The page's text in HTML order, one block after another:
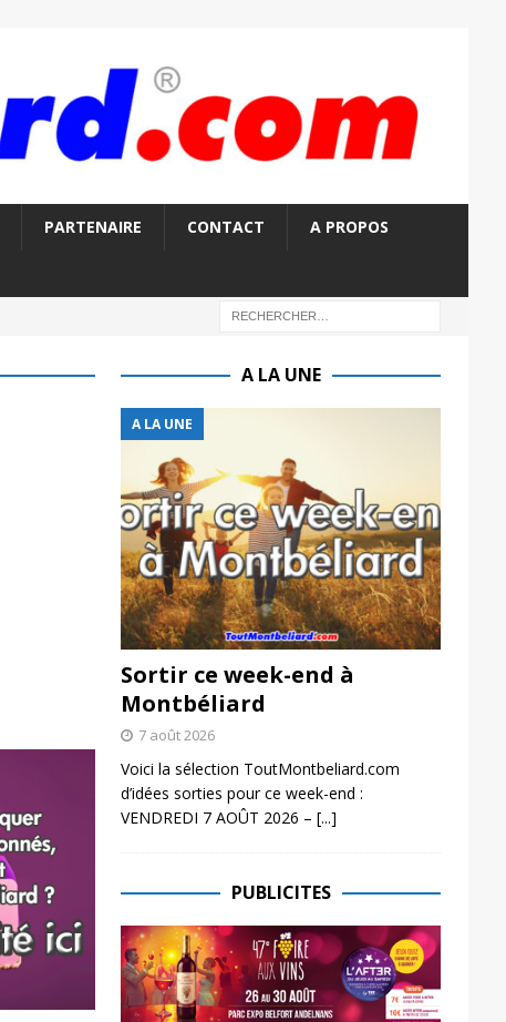
PARTENAIRE CONTACT A PROPOS
A LA UNE
A LA UNE
Sortir ce week-end à
Montbéliard
7 août 2026
Voici la sélection ToutMontbeliard.com
d’idées sorties pour ce week-end :
VENDREDI 7 AOÛT 2026 – [...]
PUBLICITES